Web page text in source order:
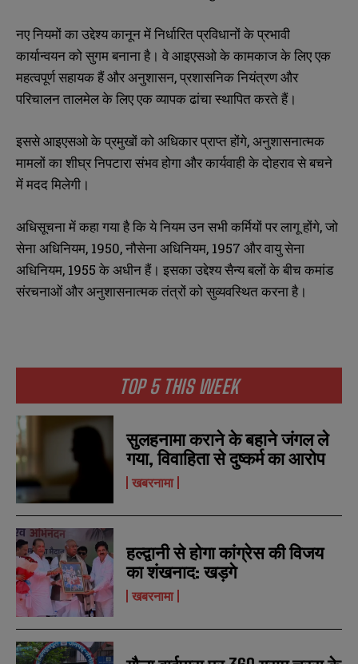
N
a
m
e
*
E
m
b
SUBMIT
N
a
m
e
*
E
m
b
SUBMIT
TOP 5 THIS WEEK
सुलहनामा कराने के बहाने जंगल ले
गया, विवाहिता से दुष्कर्म का आरोप
खबरनामा
हल्द्वानी से होगा कांग्रेस की विजय
का शंखनाद: खड़गे
खबरनामा
नए नियमों का उद्देश्य कानून में निर्धारित प्रविधानों के प्रभावी
कार्यान्वयन को सुगम बनाना है। वे आइएसओ के कामकाज के लिए एक
महत्वपूर्ण सहायक हैं और अनुशासन, प्रशासनिक नियंत्रण और
परिचालन तालमेल के लिए एक व्यापक ढांचा स्थापित करते हैं।
इससे आइएसओ के प्रमुखों को अधिकार प्राप्त होंगे, अनुशासनात्मक
मामलों का शीघ्र निपटारा संभव होगा और कार्यवाही के दोहराव से बचने
में मदद मिलेगी।
अधिसूचना में कहा गया है कि ये नियम उन सभी कर्मियों पर लागू होंगे, जो
सेना अधिनियम, 1950, नौसेना अधिनियम, 1957 और वायु सेना
अधिनियम, 1955 के अधीन हैं। इसका उद्देश्य सैन्य बलों के बीच कमांड
संरचनाओं और अनुशासनात्मक तंत्रों को सुव्यवस्थित करना है।